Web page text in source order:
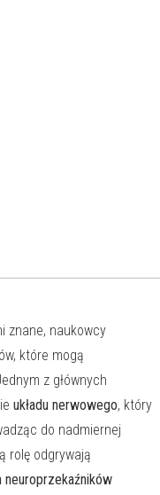
znane, naukowcy
które mogą
z głównych
układu nerwowego, który
do nadmiernej
rolę odgrywają
neuroprzekaźników